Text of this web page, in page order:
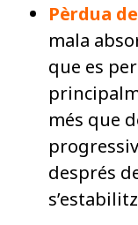
Pèrdua
mala
que es
més que
després